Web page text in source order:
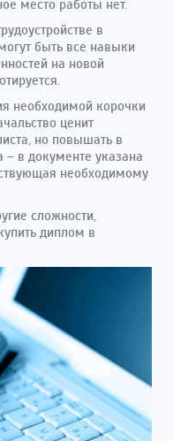
место работы нет.
в
быть все навыки
на новой
необходимой корочки
ценит
но повышать в
– в документе указана
необходимому
сложности,
диплом в